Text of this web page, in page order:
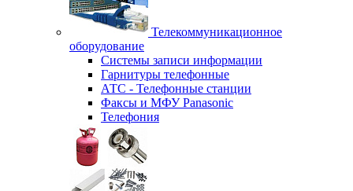
Телекоммуникационное
оборудование
Системы записи информации
Гарнитуры телефонные
АТС - Телефонные станции
Факсы и МФУ Panasonic
Телефония